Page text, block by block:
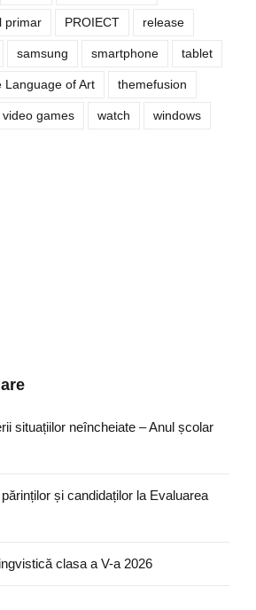
primar PROIECT release
samsung smartphone tablet
Language of Art themefusion
video games watch windows
situațiilor neîncheiate – Anul școlar
și candidaților la Evaluarea
clasa a V-a 2026